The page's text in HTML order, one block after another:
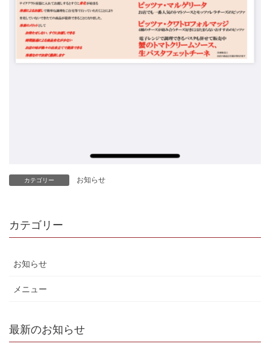
カテゴリー お知らせ
カテゴリー
お知らせ
メニュー
最新のお知らせ